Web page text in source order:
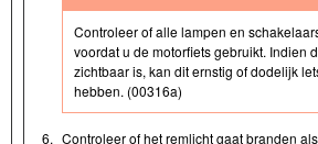
Controleer of alle lampen en
voordat u de motorfiets gebruikt. Indien
zichtbaar is, kan dit ernstig of dodelijk
hebben. (00316a)
6. Controleer of het remlicht gaat branden